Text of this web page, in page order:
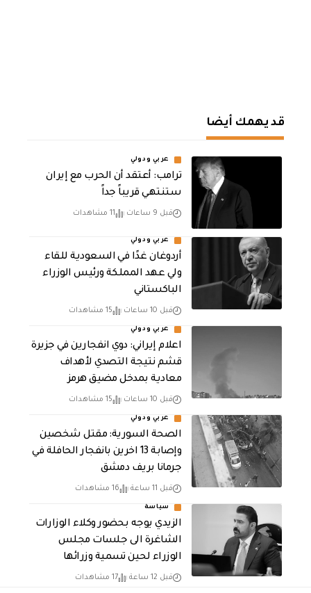
قد يهمك أيضا
عربي ودولي
‏ترامب: أعتقد أن الحرب مع إيران
ستنتهي قريباً جداً
قبل 9 ساعات 11 مشاهدات
عربي ودولي
أردوغان غدًا في السعودية للقاء
ولي عهد المملكة ورئيس الوزراء
الباكستاني
قبل 10 ساعات 15 مشاهدات
عربي ودولي
اعلام إيراني: دوي انفجارين في جزيرة
قشم نتيجة التصدي لأهداف
معادية بمدخل مضيق هرمز
قبل 10 ساعات 15 مشاهدات
عربي ودولي
الصحة السورية: مقتل شخصين
وإصابة 13 اخرين بانفجار الحافلة في
جرمانا بريف دمشق
قبل 11 ساعة 16 مشاهدات
سياسة
الزيدي يوجه بحضور وكلاء الوزارات
الشاغرة الى جلسات مجلس
الوزراء لحين تسمية وزرائها
قبل 12 ساعة 17 مشاهدات